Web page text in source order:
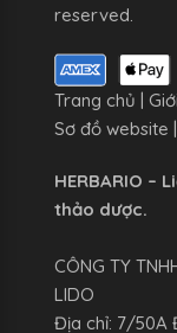
reserved.
Trang chủ
Sơ đồ website
HERBARIO –
thảo dược.
CÔNG TY
LIDO
Địa chỉ: 7/50A